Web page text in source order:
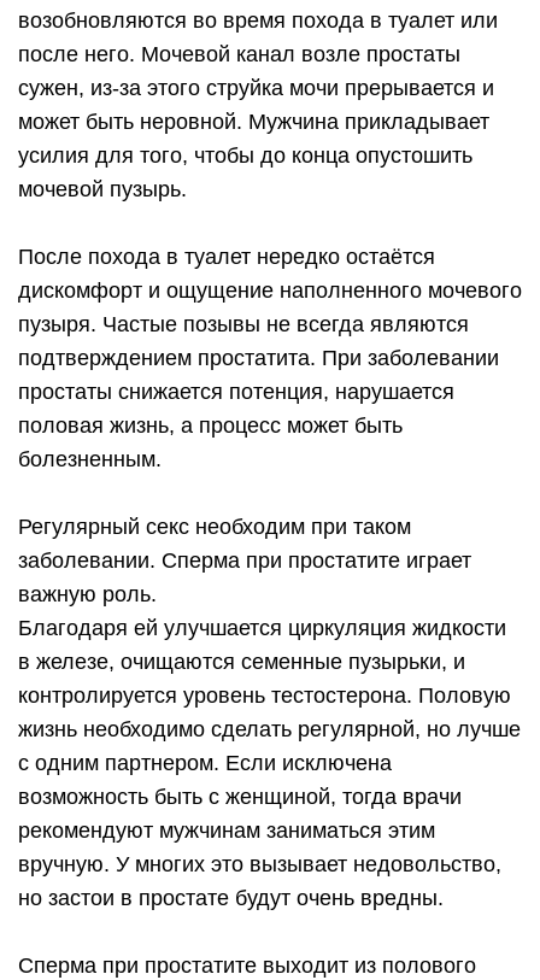
возобновляются во время похода в туалет или
после него. Мочевой канал возле простаты
сужен, из-за этого струйка мочи прерывается и
может быть неровной. Мужчина прикладывает
усилия для того, чтобы до конца опустошить
мочевой пузырь.
После похода в туалет нередко остаётся
дискомфорт и ощущение наполненного мочевого
пузыря. Частые позывы не всегда являются
подтверждением простатита. При заболевании
простаты снижается потенция, нарушается
половая жизнь, а процесс может быть
болезненным.
Регулярный секс необходим при таком
заболевании. Сперма при простатите играет
важную роль.
Благодаря ей улучшается циркуляция жидкости
в железе, очищаются семенные пузырьки, и
контролируется уровень тестостерона. Половую
жизнь необходимо сделать регулярной, но лучше
с одним партнером. Если исключена
возможность быть с женщиной, тогда врачи
рекомендуют мужчинам заниматься этим
вручную. У многих это вызывает недовольство,
но застои в простате будут очень вредны.
Сперма при простатите выходит из полового